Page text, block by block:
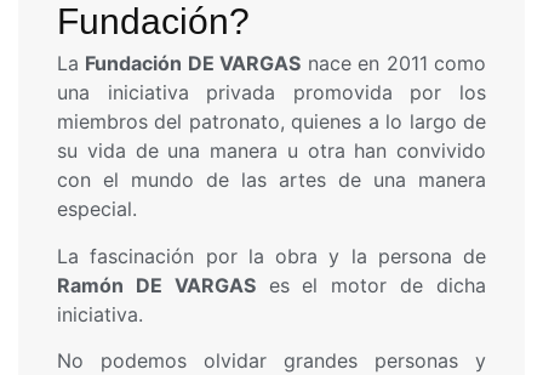
Fundación?
La Fundación DE VARGAS nace en 2011 como
una iniciativa privada promovida por los
miembros del patronato, quienes a lo largo de
su vida de una manera u otra han convivido
con el mundo de las artes de una manera
especial.
La fascinación por la obra y la persona de
Ramón DE VARGASes el motor de dicha
iniciativa.
No podemos olvidar grandes personas y